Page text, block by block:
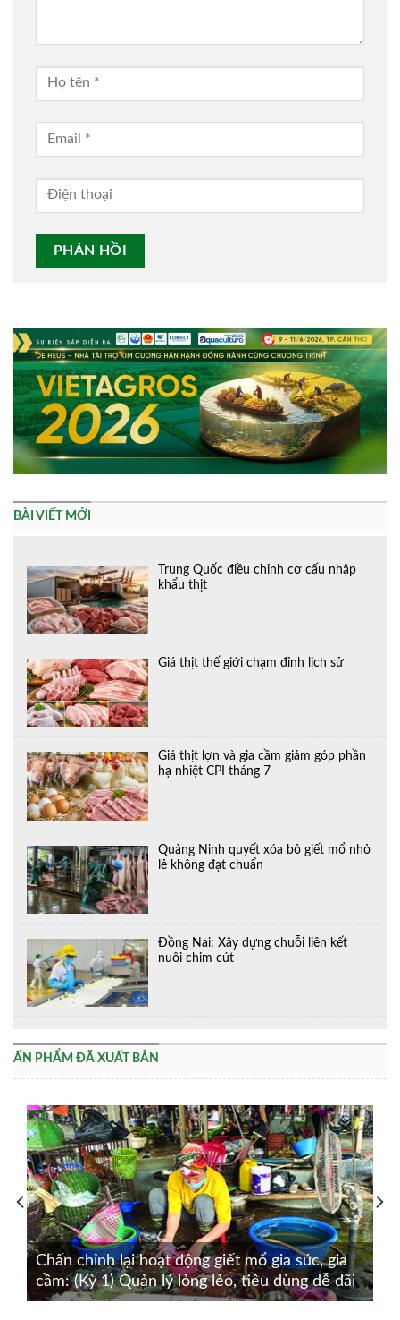
BÀI VIẾT MỚI
Trung Quốc điều chỉnh cơ cấu nhập
khẩu thịt
Giá thịt thế giới chạm đỉnh lịch sử
Giá thịt lợn và gia cầm giảm góp phần
hạ nhiệt CPI tháng 7
Quảng Ninh quyết xóa bỏ giết mổ nhỏ
lẻ không đạt chuẩn
Đồng Nai: Xây dựng chuỗi liên kết
nuôi chim cút
ẤN PHẨM ĐÃ XUẤT BẢN
Chấn chỉnh lại hoạt động giết mổ gia súc, gia
cầm: (Kỳ 1) Quản lý lỏng lẻo, tiêu dùng dễ dãi